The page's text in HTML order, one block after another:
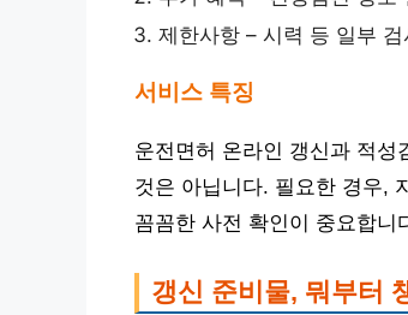
제한사항 – 시력 등 일부
서비스 특징
운전면허 온라인 갱신과 적성
것은 아닙니다. 필요한 경우,
꼼꼼한 사전 확인이 중요합니
갱신 준비물, 뭐부터